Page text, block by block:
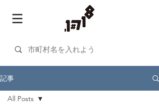
記事
All Posts